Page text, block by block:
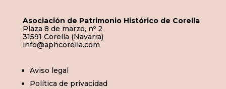
Asociación de Patrimonio Histórico de Corella
Plaza 8 de marzo, nº 2
31591 Corella (Navarra)
info@aphcorella.com
Aviso legal
Política de privacidad